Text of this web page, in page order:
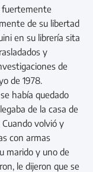
fuertemente
de su libertad
en su librería sita
y
de
de 1978.
había quedado
de la casa de
volvió y
con armas
marido y uno de
le dijeron que se